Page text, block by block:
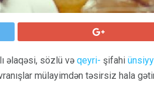
əlaqəsi, sözlü və qeyri- şifahi
mülayimdən təsirsiz hala